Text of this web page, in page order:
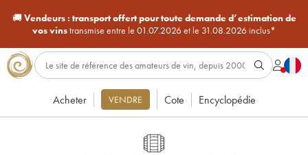
🚚Vendeurs : transport offert pour toute demande d’estimation de
vos vinstransmise entre le 01.07.2026 et le 31.08.2026 inclus*
Acheter VENDRE Cote Encyclopédie